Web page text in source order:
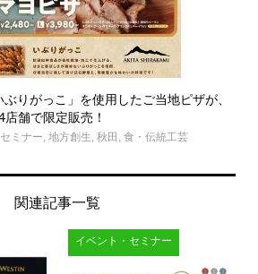
りがっこ」を使用したご当地ピザが、
舗で限定販売！
ミナー, 地方創生, 秋田 , 食・伝統工芸
関連記事一覧
イベント・セミナー